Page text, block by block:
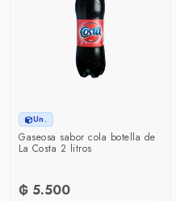
Un.
Gaseosa sabor cola botella de
La Costa 2 litros
₲ 5.500